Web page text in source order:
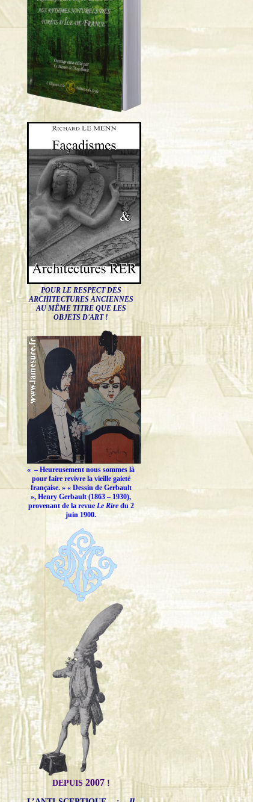
POUR LE RESPECT DES
ARCHITECTURES ANCIENNES
AU MÊME TITRE QUE LES
OBJETS D'ART !
« – Heureusement nous sommes là
pour faire revivre la vieille gaieté
française.» « Dessin de Gerbault
», Henry Gerbault (1863 – 1930),
provenant de la revue Le Riredu 2
juin 1900.
DEPUIS 2007!